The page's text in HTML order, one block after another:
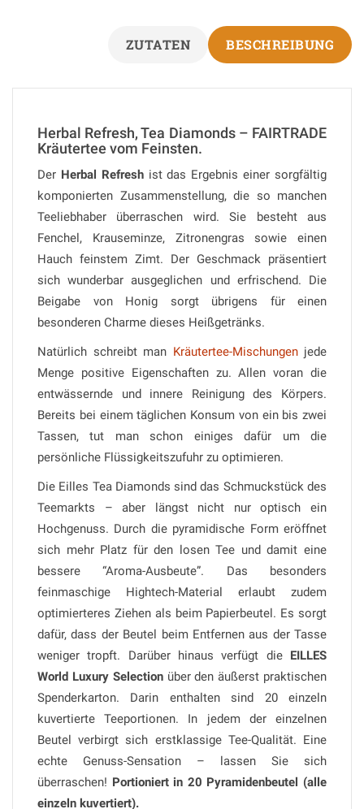
BESCHREIBUNG
ZUTATEN
Herbal Refresh, Tea Diamonds – FAIRTRADE
Kräutertee vom Feinsten.
Der Herbal Refreshist das Ergebnis einer sorgfältig
komponierten Zusammenstellung, die so manchen
Teeliebhaber überraschen wird. Sie besteht aus
Fenchel, Krauseminze, Zitronengras sowie einen
Hauch feinstem Zimt. Der Geschmack präsentiert
sich wunderbar ausgeglichen und erfrischend. Die
Beigabe von Honig sorgt übrigens für einen
besonderen Charme dieses Heißgetränks.
Natürlich schreibt man Kräutertee-Mischungenjede
Menge positive Eigenschaften zu. Allen voran die
entwässernde und innere Reinigung des Körpers.
Bereits bei einem täglichen Konsum von ein bis zwei
Tassen, tut man schon einiges dafür um die
persönliche Flüssigkeitszufuhr zu optimieren.
Die Eilles Tea Diamonds sind das Schmuckstück des
Teemarkts – aber längst nicht nur optisch ein
Hochgenuss. Durch die pyramidische Form eröffnet
sich mehr Platz für den losen Tee und damit eine
bessere “Aroma-Ausbeute”. Das besonders
feinmaschige Hightech-Material erlaubt zudem
optimierteres Ziehen als beim Papierbeutel. Es sorgt
dafür, dass der Beutel beim Entfernen aus der Tasse
weniger tropft. Darüber hinaus verfügt die EILLES
World Luxury Selectionüber den äußerst praktischen
Spenderkarton. Darin enthalten sind 20 einzeln
kuvertierte Teeportionen. In jedem der einzelnen
Beutel verbirgt sich erstklassige Tee-Qualität. Eine
echte Genuss-Sensation – lassen Sie sich
überraschen! Portioniert in 20 Pyramidenbeutel (alle
einzeln kuvertiert).